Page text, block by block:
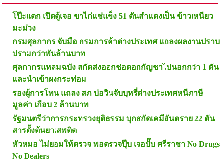
โป๊ะแตก เปิดตู้เจอ ขาไก่แช่แข็ง 51 ตันสำแดงเป็น ข้าวเหนียว
มะม่วง
กรมศุลกากร จับมือ กรมการค้าต่างประเทศ แถลงผลงานปราบ
ปรามกว่าพันล้านบาท
ศุลกากรแหลมฉบัง สกัดส่งออกช่อดอกกัญชาไปนอกกว่า 1 ตัน
และนำเข้าผงกระท่อม
รองผู้การโทน แถลง สภ บ่อวินจับบุหรี่ต่างประเทศหนีภาษี
มูลค่า เกือบ 2 ล้านบาท
รัฐมนตรีว่าการกระทรวงยุติธรรม บุกสกัดเคมีอันตราย 22 ตัน
สารตั้งต้นยาเสพติด
หัวหมอ ไม่ยอมให้ตรวจ พอตรวจปุ๊บ เจอปั๊บ ศรีราชา No Drugs
No Dealers